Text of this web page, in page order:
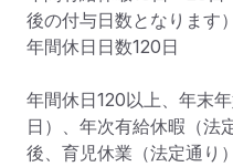
後の付与日数となります）
年間休日日数120日
年間休日120以上、年末
日）、年次有給休暇（法
後、育児休業（法定通り